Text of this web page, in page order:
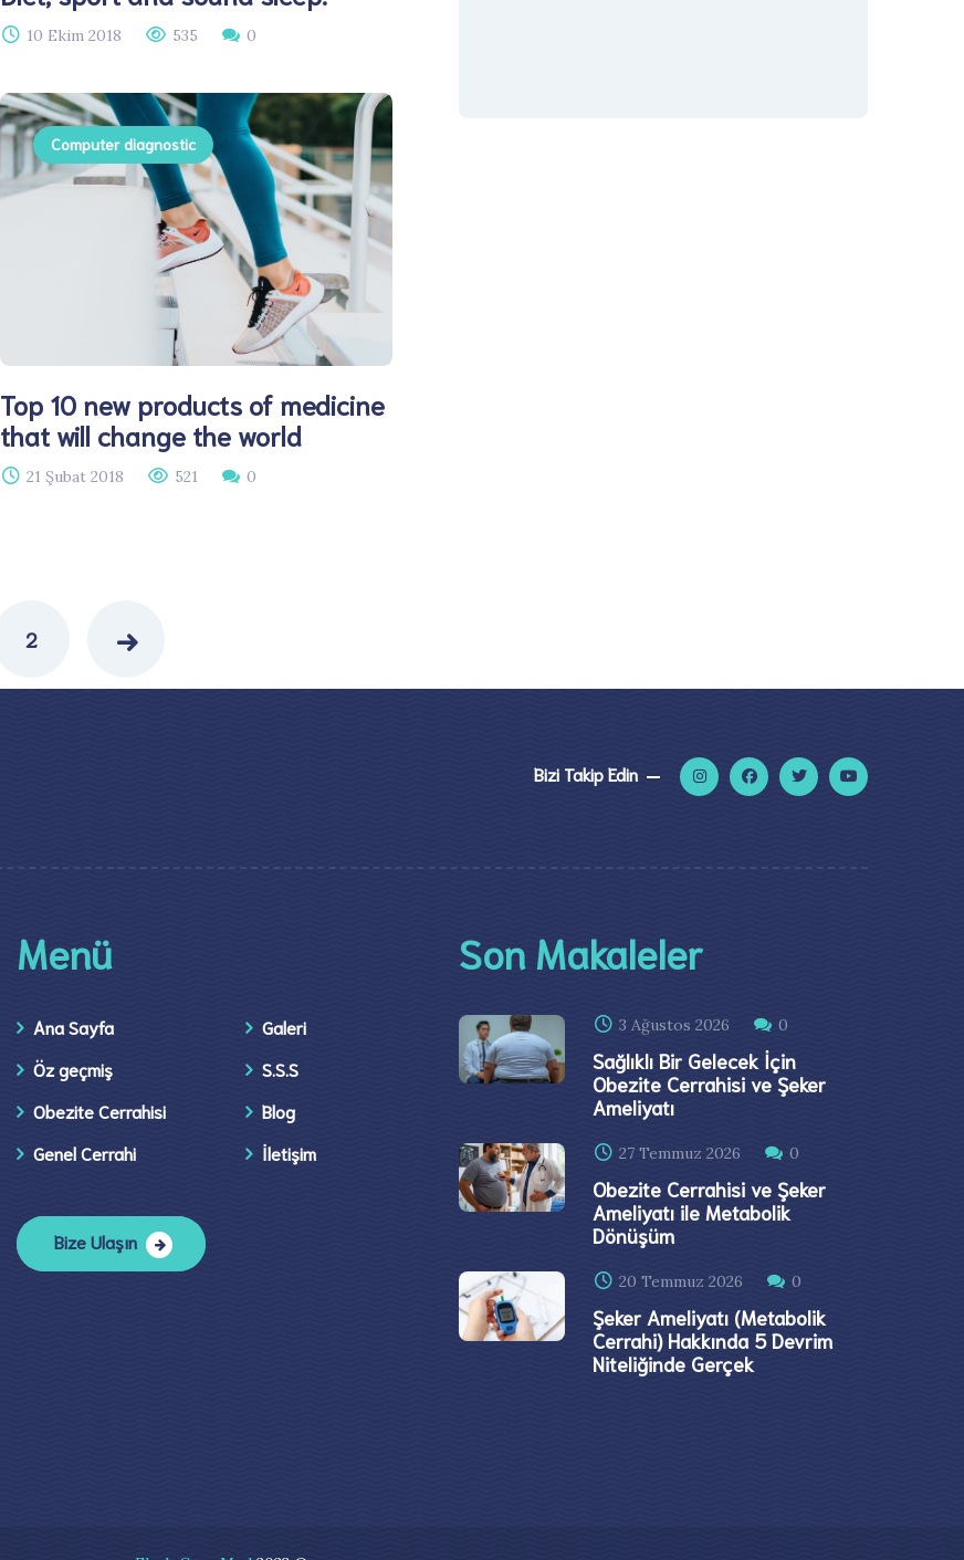
10 Ekim 2018 535 0
Computer diagnostic
Top 10 new products of medicine
that will change the world
21 Şubat 2018 521 0
2
Bizi Takip Edin
Menü
Ana Sayfa
Öz geçmiş
Obezite Cerrahisi
Genel Cerrahi
Galeri
S.S.S
Blog
İletişim​
Bize Ulaşın
Son Makaleler
3 Ağustos 2026 0
Sağlıklı Bir Gelecek İçin
Obezite Cerrahisi ve Şeker
Ameliyatı
27 Temmuz 2026 0
Obezite Cerrahisi ve Şeker
Ameliyatı ile Metabolik
Dönüşüm
20 Temmuz 2026 0
Şeker Ameliyatı (Metabolik
Cerrahi) Hakkında 5 Devrim
Niteliğinde Gerçek